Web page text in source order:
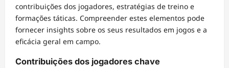
contribuições dos jogadores, estratégias de treino e
formações táticas. Compreender estes elementos pode
fornecer insights sobre os seus resultados em jogos e a
eficácia geral em campo.
Contribuições dos jogadores chave